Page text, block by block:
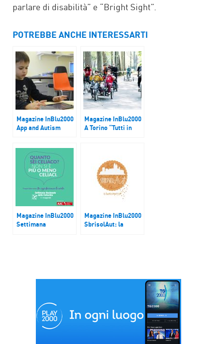
parlare di disabilità” e “Bright Sight”.
POTREBBE ANCHE INTERESSARTI
Magazine InBlu2000
App and Autism
Magazine InBlu2000
A Torino “Tutti in
Magazine InBlu2000
Settimana
Magazine InBlu2000
SbrisolAut: la